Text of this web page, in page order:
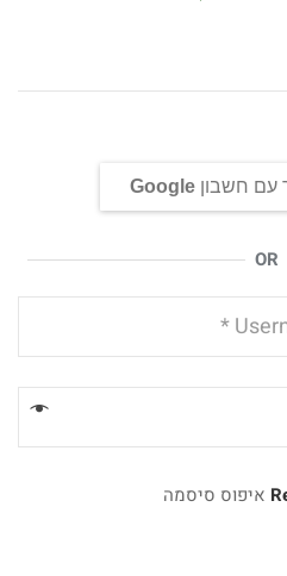
עם חשבוןGoogle
OR
איפוס סיסמה